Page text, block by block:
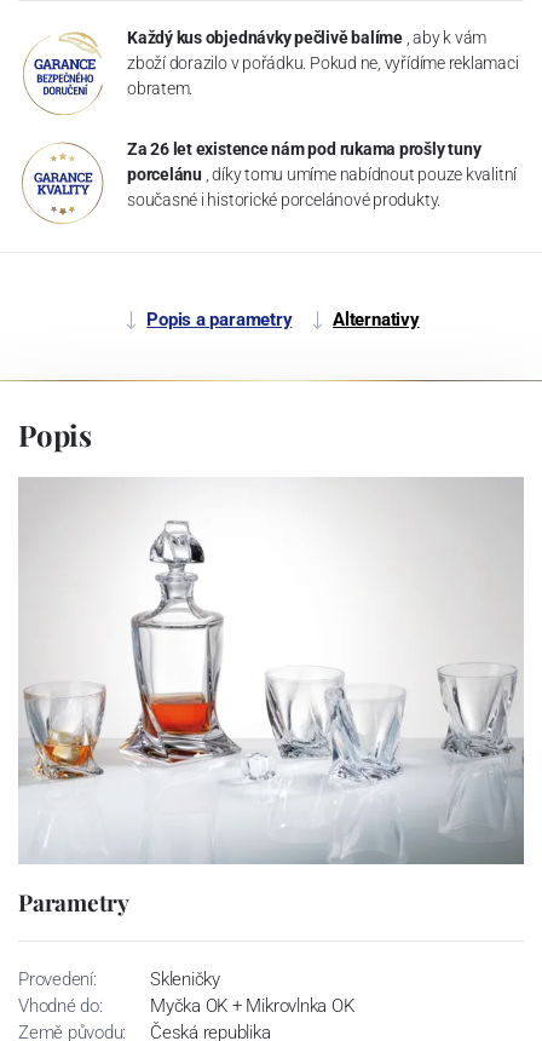
Každý kus objednávky pečlivě balíme , aby k vám
zboží dorazilo v pořádku. Pokud ne, vyřídíme reklamaci
obratem.
Za 26 let existence nám pod rukama prošly tuny
porcelánu , díky tomu umíme nabídnout pouze kvalitní
současné i historické porcelánové produkty.
Popis a parametry Alternativy
Popis
Parametry
Provedení:
Skleničky
Vhodné do:
Myčka OK + Mikrovlnka OK
Země původu:
Česká republika